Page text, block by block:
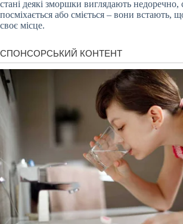
стані деякі зморшки виглядають недоречно,
посміхається або сміється – вони встають,
своє місце.